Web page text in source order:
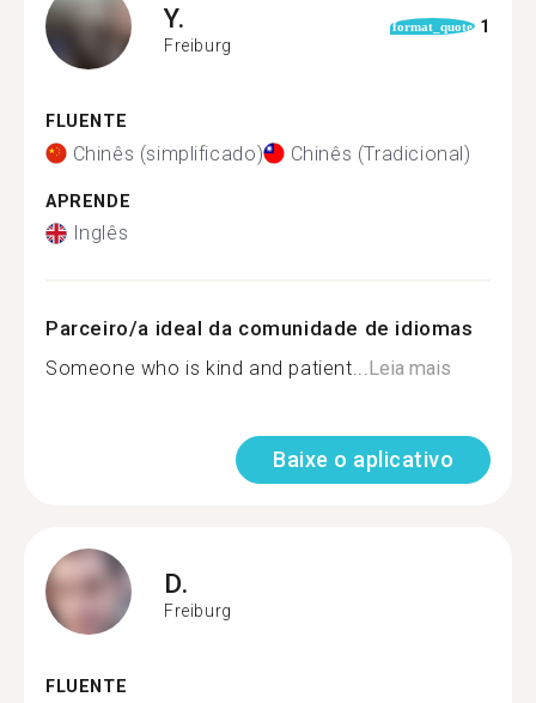
Y.
Freiburg
format_quote 1
FLUENTE
Chinês (simplificado) Chinês (Tradicional)
APRENDE
Inglês
Parceiro/a ideal da comunidade de idiomas
Someone who is kind and patient...Leia mais
Baixe o aplicativo
D.
Freiburg
FLUENTE